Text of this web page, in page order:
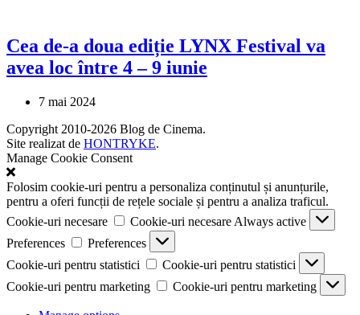
Cea de-a doua ediție LYNX Festival va
avea loc între 4 – 9 iunie
7 mai 2024
Copyright 2010-2026 Blog de Cinema.
Site realizat de HONTRYKE.
Manage Cookie Consent
Folosim cookie-uri pentru a personaliza conținutul și anunțurile,
pentru a oferi funcții de rețele sociale și pentru a analiza traficul.
Cookie-uri necesare
Cookie-uri necesare Always active
Preferences
Preferences
Cookie-uri pentru statistici
Cookie-uri pentru statistici
Cookie-uri pentru marketing
Cookie-uri pentru marketing